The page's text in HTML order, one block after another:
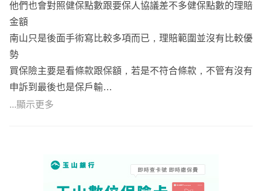
他們也會對照健保點數跟要保人協議差不多健保點數的理賠
金額
南山只是後面手術寫比較多項而已，理賠範圍並沒有比較優
勢
買保險主要是看條款跟保額，若是不符合條款，不管有沒有
申訴到最後也是保戶輸
並不是公司大、牌子大就一定能給保戶保障
七十五歲前只是一般定額給付商品（XPS也是）
不論實際花費，依照住院天數及手術等級理賠固定金額
...顯示更多